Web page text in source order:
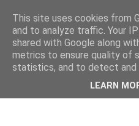
This site uses cookies from
and to analyze traffic. Your
shared with Google along
metrics to ensure quality of
statistics, and to detect and
LEARN